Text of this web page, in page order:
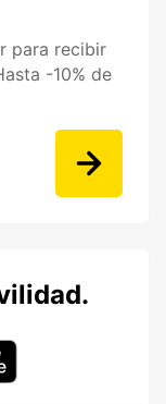
para recibir
-10% de